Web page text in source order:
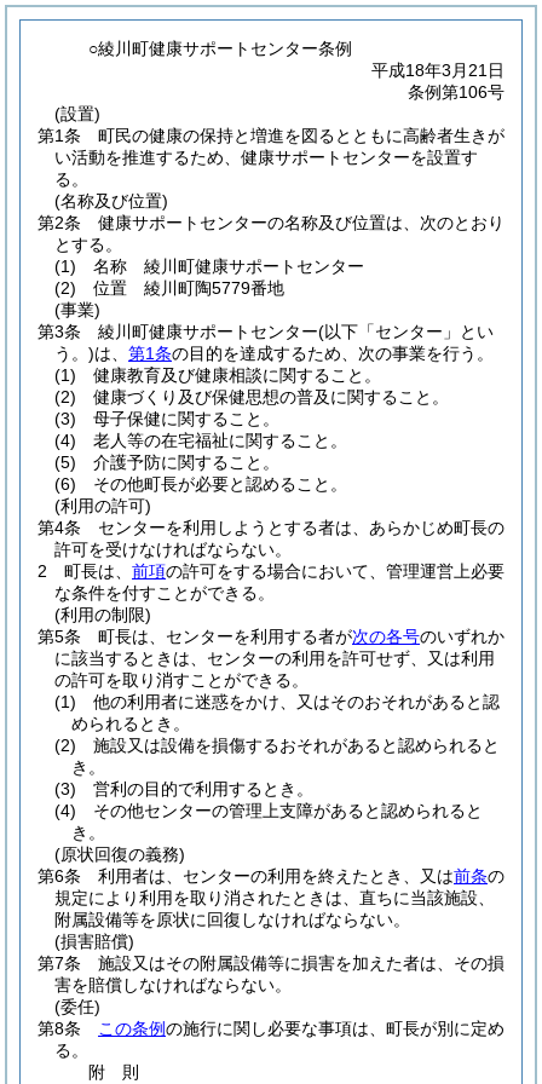
○綾川町健康サポートセンター条例
平成18年3月21日
条例第106号
(設置)
第1条
町民の健康の保持と増進を図るとともに高齢者生きが
い活動を推進するため、健康サポートセンターを設置す
る。
(名称及び位置)
第2条
健康サポートセンターの名称及び位置は、次のとおり
とする。
(1)
名称 綾川町健康サポートセンター
(2)
位置 綾川町陶5779番地
(事業)
第3条
綾川町健康サポートセンター(以下「センター」とい
う。)は、 第1条の目的を達成するため、次の事業を行う。
(1)
健康教育及び健康相談に関すること。
(2)
健康づくり及び保健思想の普及に関すること。
(3)
母子保健に関すること。
(4)
老人等の在宅福祉に関すること。
(5)
介護予防に関すること。
(6)
その他町長が必要と認めること。
(利用の許可)
第4条
センターを利用しようとする者は、あらかじめ町長の
許可を受けなければならない。
2
町長は、 前項の許可をする場合において、管理運営上必要
な条件を付すことができる。
(利用の制限)
第5条
町長は、センターを利用する者が次の各号のいずれか
に該当するときは、センターの利用を許可せず、又は利用
の許可を取り消すことができる。
(1)
他の利用者に迷惑をかけ、又はそのおそれがあると認
められるとき。
(2)
施設又は設備を損傷するおそれがあると認められると
き。
(3)
営利の目的で利用するとき。
(4)
その他センターの管理上支障があると認められると
き。
(原状回復の義務)
第6条
利用者は、センターの利用を終えたとき、又は前条の
規定により利用を取り消されたときは、直ちに当該施設、
附属設備等を原状に回復しなければならない。
(損害賠償)
第7条
施設又はその附属設備等に損害を加えた者は、その損
害を賠償しなければならない。
(委任)
第8条
この条例の施行に関し必要な事項は、町長が別に定め
る。
附 則